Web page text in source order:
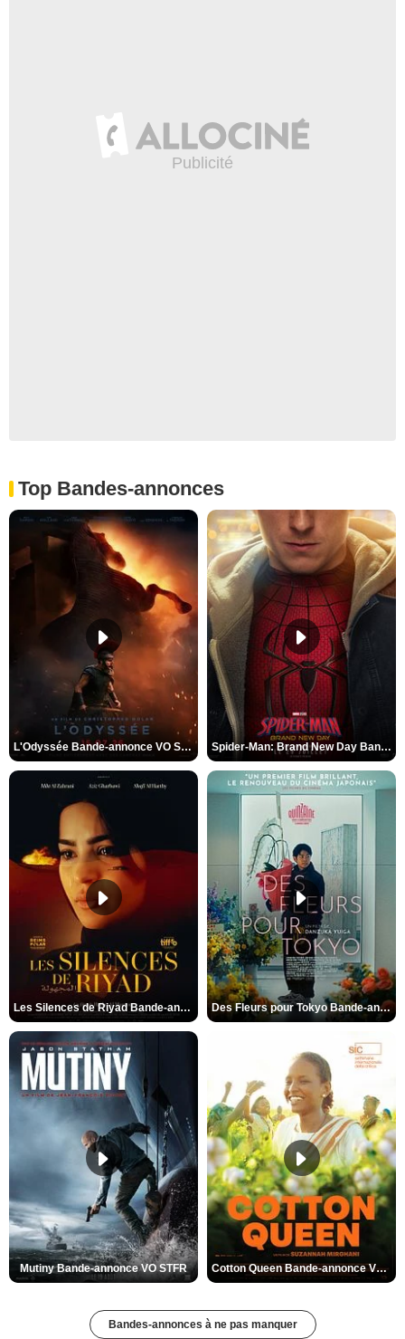
Top Bandes-annonces
L'Odyssée Bande-annonce VO STFR Spider-Man: Brand New Day Bande-annonce VO STFR
Les Silences de Riyad Bande-annonce VO STFR Des Fleurs pour Tokyo Bande-annonce VO STFR
Mutiny Bande-annonce VO STFR Cotton Queen Bande-annonce VO STFR
Bandes-annonces à ne pas manquer